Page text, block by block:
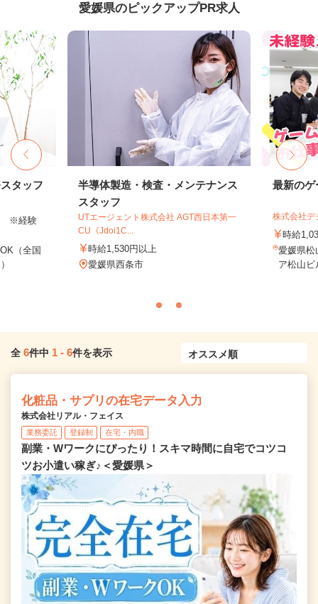
愛媛県のピックアップPR求人
タッフ
※経験
（全国
半導体製造・検査・メンテナンス
スタッフ
UTエージェント株式会社 AGT西日本第一
CU《Jdoi1C...
時給1,530円以上
愛媛県西条市
最新のゲ
株式会社
時給
愛媛県松
ア松山
全 6件中 1 - 6件を表示
化粧品・サプリの在宅データ入力
株式会社リアル・フェイス
業務委託 登録制 在宅・内職
副業・Wワークにぴったり！スキマ時間に自宅でコツコ
ツお小遣い稼ぎ♪＜愛媛県＞